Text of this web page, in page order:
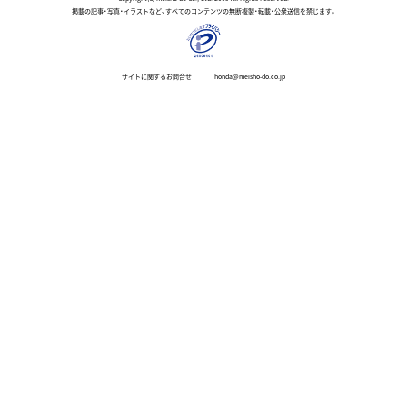
掲載の記事・写真・イラストなど、すべてのコンテンツの無断複製・転載・公衆送信を禁じます。
サイトに関するお問合せ honda@meisho-do.co.jp